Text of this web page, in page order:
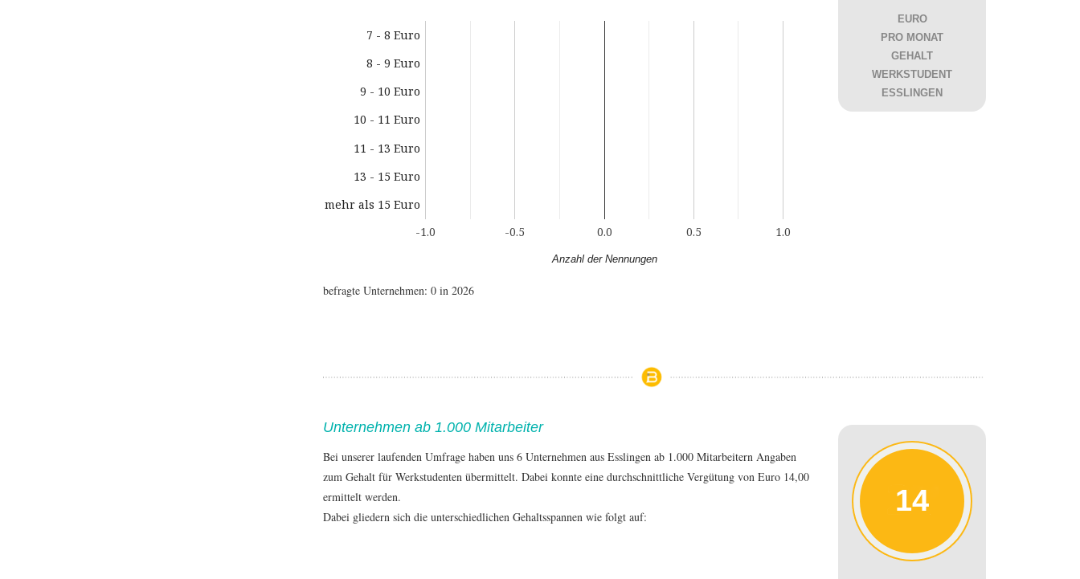
-1.0 -0.5 0.0 0.5 1.0
7 - 8 Euro
8 - 9 Euro
9 - 10 Euro
10 - 11 Euro
11 - 13 Euro
13 - 15 Euro
mehr als 15 Euro
Anzahl der Nennungen
befragte Unternehmen: 0 in 2026
EURO
PRO MONAT
GEHALT
WERKSTUDENT
ESSLINGEN
Unternehmen ab 1.000 Mitarbeiter
Bei unserer laufenden Umfrage haben uns 6 Unternehmen aus Esslingen ab 1.000 Mitarbeitern Angaben
zum Gehalt für Werkstudenten übermittelt. Dabei konnte eine durchschnittliche Vergütung von Euro 14,00
ermittelt werden.
Dabei gliedern sich die unterschiedlichen Gehaltsspannen wie folgt auf:
14